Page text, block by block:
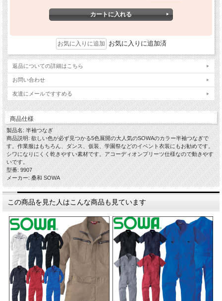
お気に入りに追加済
返品についての詳細はこちら
お問い合わせ
友達にメールですすめる
商品仕様
製品名: 半袖つなぎ
商品説明: 欲しい色が必ず見つかる5色展開の大人気のSOWAのカラー半袖つなぎで
す。作業服はもちろん、ダンス、仮装、学園祭などのイベント衣装にもお勧めです。
シワになりにくく乾きやすい素材です。アコーディオンプリーツ仕様なので動きやす
いです。
型番: 9907
メーカー: 桑和 SOWA
この商品を見た人はこんな商品も見ています